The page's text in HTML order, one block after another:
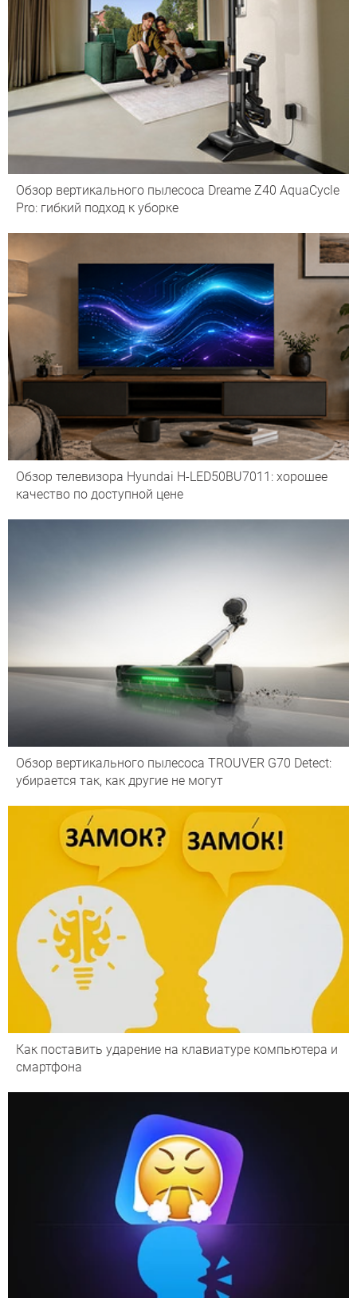
Обзор вертикального пылесоса Dreame Z40 AquaCycle
Pro: гибкий подход к уборке
Обзор телевизора Hyundai H-LED50BU7011: хорошее
качество по доступной цене
Обзор вертикального пылесоса TROUVER G70 Detect:
убирается так, как другие не могут
Как поставить ударение на клавиатуре компьютера и
смартфона